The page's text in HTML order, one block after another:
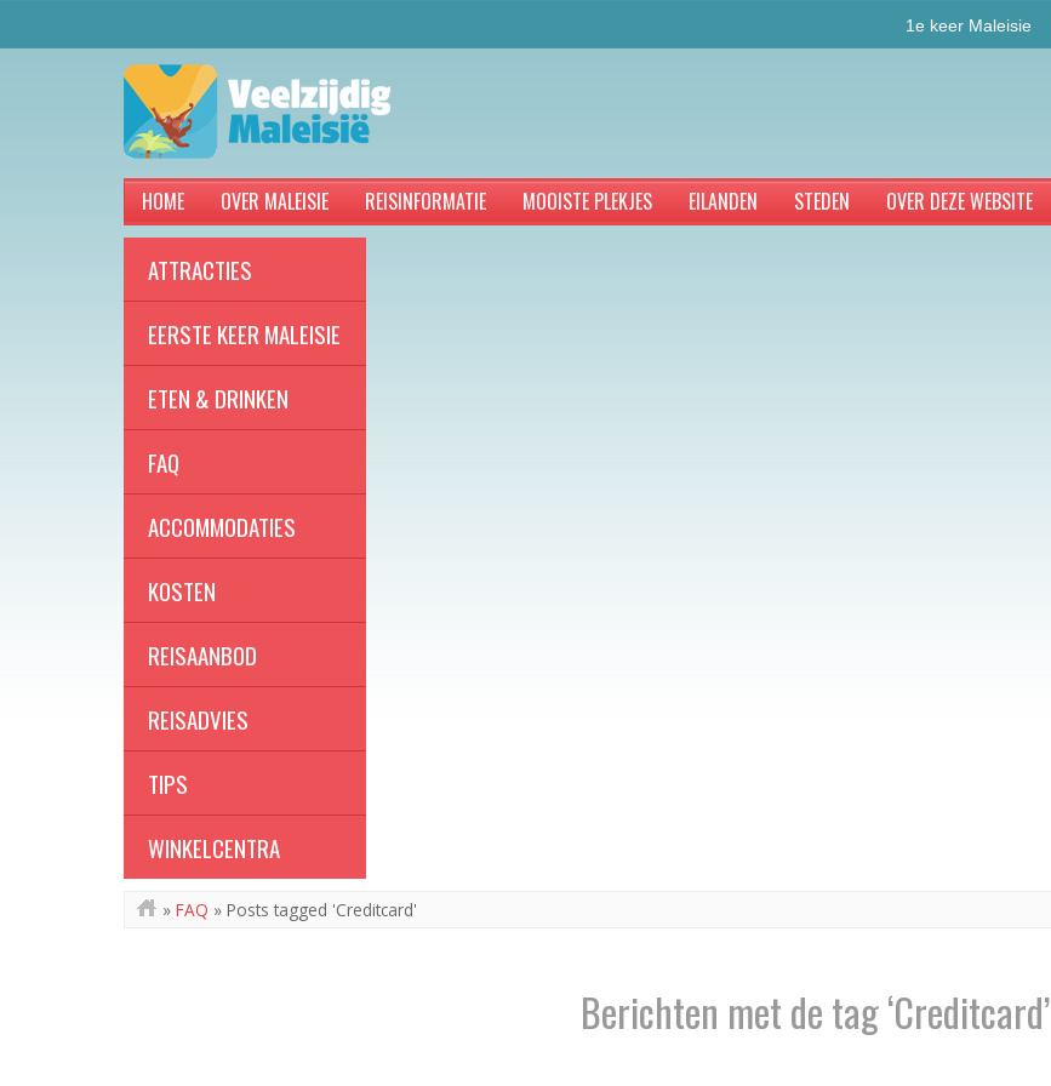
1e keer Maleisie
HOME OVER MALEISIE REISINFORMATIE MOOISTE PLEKJES EILANDEN STEDEN OVER DEZE WEBSITE
ATTRACTIES
EERSTE KEER MALEISIE
ETEN & DRINKEN
FAQ
ACCOMMODATIES
KOSTEN
REISAANBOD
REISADVIES
TIPS
WINKELCENTRA
» FAQ » Posts tagged 'Creditcard'
Berichten met de tag ‘Creditcard’